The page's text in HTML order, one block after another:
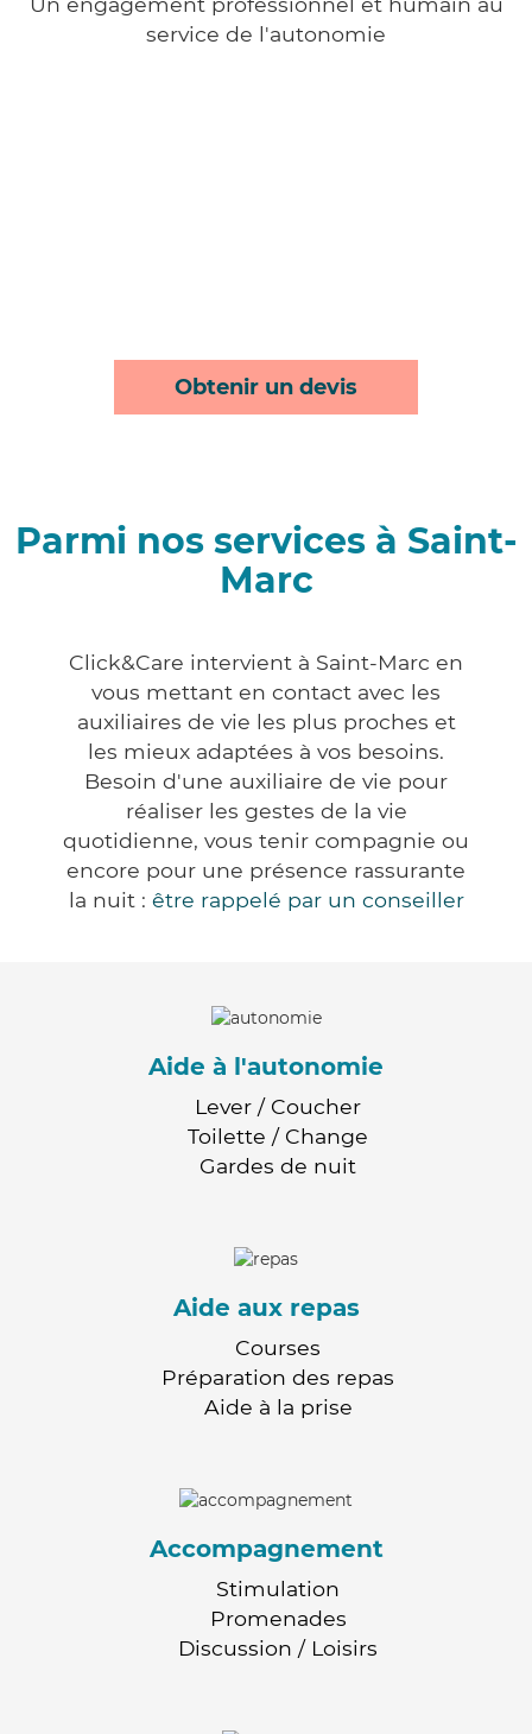
service de l'autonomie
Obtenir un devis
Parmi nos services à Saint-
Marc
Click&Care intervient à Saint-Marc en
vous mettant en contact avec les
auxiliaires de vie les plus proches et
les mieux adaptées à vos besoins.
Besoin d'une auxiliaire de vie pour
réaliser les gestes de la vie
quotidienne, vous tenir compagnie ou
encore pour une présence rassurante
la nuit : être rappelé par un conseiller
Aide à l'autonomie
Lever / Coucher
Toilette / Change
Gardes de nuit
Aide aux repas
Courses
Préparation des repas
Aide à la prise
Accompagnement
Stimulation
Promenades
Discussion / Loisirs